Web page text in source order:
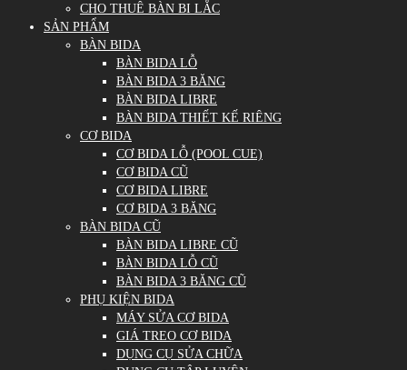
CHO THUÊ BÀN BI LẮC
SẢN PHẨM
BÀN BIDA
BÀN BIDA LỖ
BÀN BIDA 3 BĂNG
BÀN BIDA LIBRE
BÀN BIDA THIẾT KẾ RIÊNG
CƠ BIDA
CƠ BIDA LỖ (POOL CUE)
CƠ BIDA CŨ
CƠ BIDA LIBRE
CƠ BIDA 3 BĂNG
BÀN BIDA CŨ
BÀN BIDA LIBRE CŨ
BÀN BIDA LỖ CŨ
BÀN BIDA 3 BĂNG CŨ
PHỤ KIỆN BIDA
MÁY SỬA CƠ BIDA
GIÁ TREO CƠ BIDA
DỤNG CỤ SỬA CHỮA